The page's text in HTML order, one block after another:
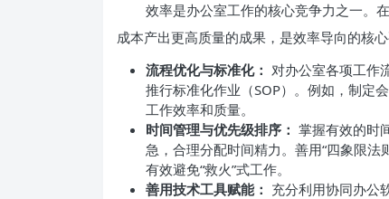
效率是办公室工作的核心竞争力之一。
成本产出更高质量的成果，是效率导向的核心
流程优化与标准化： 对办公室各项工作
推行标准化作业（SOP）。例如，制定
工作效率和质量。
时间管理与优先级排序： 掌握有效的时
急，合理分配时间精力。善用“四象限
有效避免“救火”式工作。
善用技术工具赋能： 充分利用协同办公